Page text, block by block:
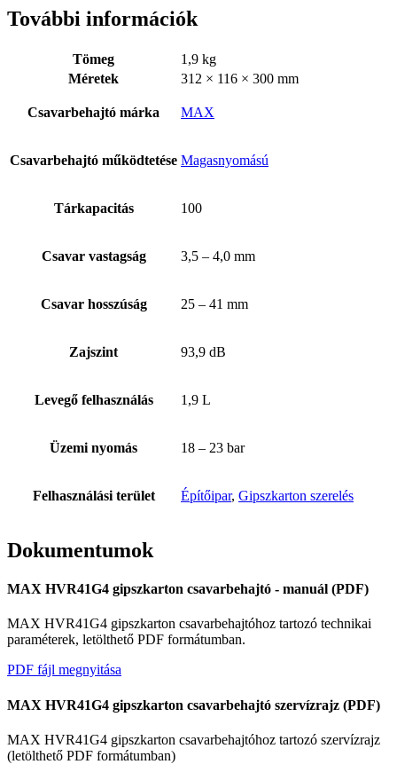
További információk
Tömeg
1,9 kg
Méretek
312 × 116 × 300 mm
Csavarbehajtó márka MAX
Csavarbehajtó működtetése Magasnyomású
Tárkapacitás 100
Csavar vastagság 3,5 – 4,0 mm
Csavar hosszúság 25 – 41 mm
Zajszint 93,9 dB
Levegő felhasználás 1,9 L
Üzemi nyomás 18 – 23 bar
Felhasználási terület Építőipar, Gipszkarton szerelés
Dokumentumok
MAX HVR41G4 gipszkarton csavarbehajtó - manuál (PDF)
MAX HVR41G4 gipszkarton csavarbehajtóhoz tartozó technikai
paraméterek, letölthető PDF formátumban.
PDF fájl megnyitása
MAX HVR41G4 gipszkarton csavarbehajtó szervízrajz (PDF)
MAX HVR41G4 gipszkarton csavarbehajtóhoz tartozó szervízrajz
(letölthető PDF formátumban)